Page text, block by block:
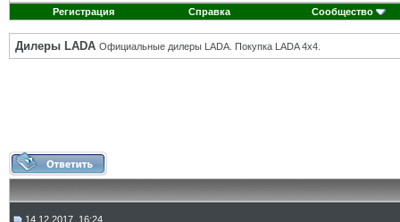
Регистрация Справка Сообщество
Дилеры LADA Официальные дилеры LADA. Покупка LADA 4x4.
14.12.2017, 16:24